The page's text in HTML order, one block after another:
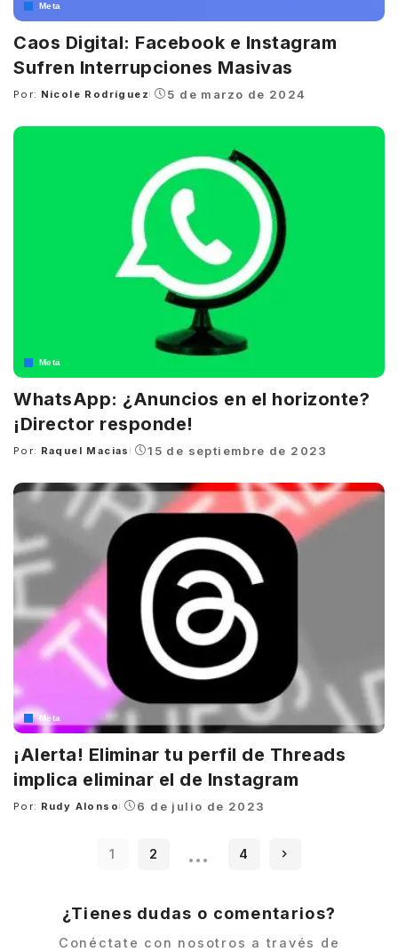
Meta
Caos Digital: Facebook e Instagram
Sufren Interrupciones Masivas
Posted
Por: Nicole Rodríguez 5 de marzo de 2024
Meta
WhatsApp: ¿Anuncios en el horizonte?
¡Director responde!
Posted
Por: Raquel Macias 15 de septiembre de 2023
Meta
¡Alerta! Eliminar tu perfil de Threads
implica eliminar el de Instagram
Posted
Por: Rudy Alonso 6 de julio de 2023
1 2 … 4
¿Tienes dudas o comentarios?
Conéctate con nosotros a través de